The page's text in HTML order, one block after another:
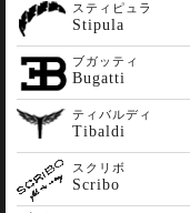
スティピュラ
Stipula
ブガッティ
Bugatti
ティバルディ
Tibaldi
スクリボ
Scribo